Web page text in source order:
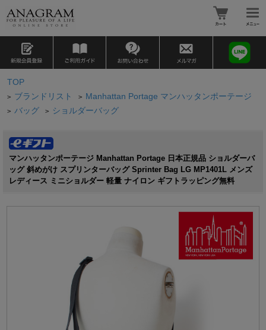
TOP
> ブランドリスト > Manhattan Portage マンハッタンポーテージ
> バッグ > ショルダーバッグ
マンハッタンポーテージ Manhattan Portage 日本正規品 ショルダーバ
ッグ 斜めがけ スプリンターバッグ Sprinter Bag LG MP1401L メンズ
レディース ミニショルダー 軽量 ナイロン ギフトラッピング無料